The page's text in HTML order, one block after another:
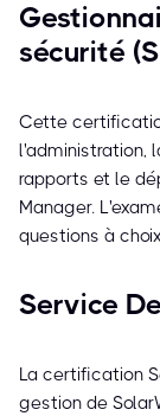
sécurité
Cette
l'administration,
rapports et le
Manager.
questions à
Service
La certification
gestion de